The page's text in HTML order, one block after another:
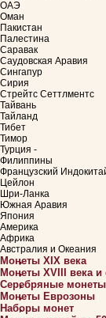
ОАЭ
Оман
Пакистан
Палестина
Саравак
Саудовская Аравия
Сингапур
Сирия
Стрейтс Сеттлментс
Тайвань
Тайланд
Тибет
Тимор
Турция -
Филиппины
Французский
Цейлон
Шри-Ланка
Южная Аравия
Япония
Америка
Африка
Австралия и Океания
Монеты XIX века
Монеты XVIII века и
Серебряные монеты
Монеты Еврозоны
Наборы монет